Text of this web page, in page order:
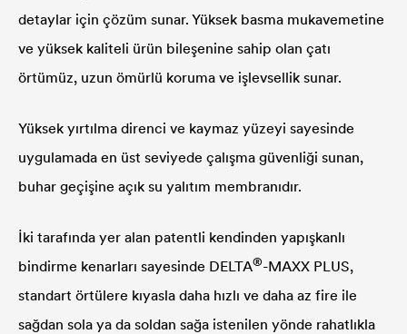
detaylar için çözüm sunar. Yüksek basma mukavemetine
ve yüksek kaliteli ürün bileşenine sahip olan çatı
örtümüz, uzun ömürlü koruma ve işlevsellik sunar.
Yüksek yırtılma direnci ve kaymaz yüzeyi sayesinde
uygulamada en üst seviyede çalışma güvenliği sunan,
buhar geçişine açık su yalıtım membranıdır.
İki tarafında yer alan patentli kendinden yapışkanlı
bindirme kenarları sayesinde DELTA®-MAXX PLUS,
standart örtülere kıyasla daha hızlı ve daha az fire ile
sağdan sola ya da soldan sağa istenilen yönde rahatlıkla